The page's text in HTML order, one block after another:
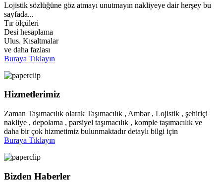
Lojistik sözlüğüne göz atmayı unutmayın nakliyeye dair herşey bu
sayfada...
Tır ölçüleri
Desi hesaplama
Ulus. Kısaltmalar
ve daha fazlası
Buraya Tıklayın
Hizmetlerimiz
Zaman Taşımacılık olarak Taşımacılık , Ambar , Lojistik , şehiriçi
nakliye , depolama , parsiyel taşımacılık , komple taşımacılık ve
daha bir çok hizmetimiz bulunmaktadır detaylı bilgi için
Buraya Tıklayın
Bizden Haberler